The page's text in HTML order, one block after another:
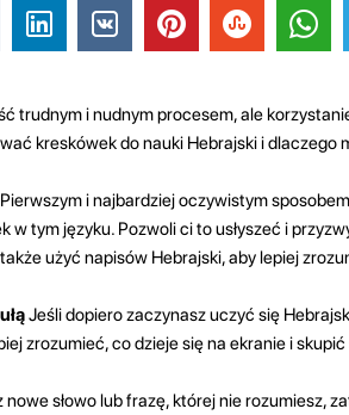
trudnym i nudnym procesem, ale
kreskówek do nauki Hebrajski i dlaczego
Pierwszym i najbardziej oczywistym
w tym języku. Pozwoli ci to usłyszeć i
użyć napisów Hebrajski, aby lepiej
Jeśli dopiero zaczynasz uczyć się
zrozumieć, co dzieje się na ekranie i
nowe słowo lub frazę, której nie rozumiesz,